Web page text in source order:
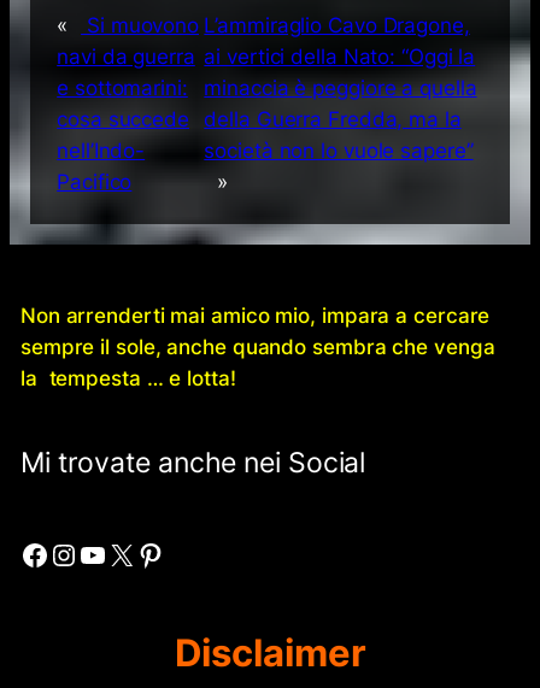
«
Si muovono
navi da guerra
e sottomarini:
cosa succede
nell’Indo-
Pacifico
L’ammiraglio Cavo Dragone,
ai vertici della Nato: “Oggi la
minaccia è peggiore a quella
della Guerra Fredda, ma la
società non lo vuole sapere”
»
Non arrenderti mai amico mio, impara a cercare
sempre il sole, anche quando sembra che venga
la tempesta … e lotta!
Mi trovate anche nei Social
Facebook Instagram YouTube X Pinterest
Disclaimer